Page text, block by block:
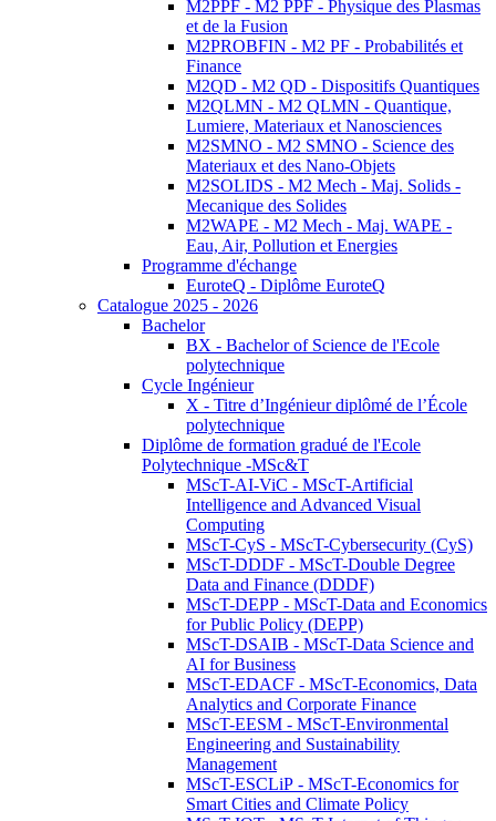
M2PPF - M2 PPF - Physique des Plasmas
et de la Fusion
M2PROBFIN - M2 PF - Probabilités et
Finance
M2QD - M2 QD - Dispositifs Quantiques
M2QLMN - M2 QLMN - Quantique,
Lumiere, Materiaux et Nanosciences
M2SMNO - M2 SMNO - Science des
Materiaux et des Nano-Objets
M2SOLIDS - M2 Mech - Maj. Solids -
Mecanique des Solides
M2WAPE - M2 Mech - Maj. WAPE -
Eau, Air, Pollution et Energies
Programme d'échange
EuroteQ - Diplôme EuroteQ
Catalogue 2025 - 2026
Bachelor
BX - Bachelor of Science de l'Ecole
polytechnique
Cycle Ingénieur
X - Titre d’Ingénieur diplômé de l’École
polytechnique
Diplôme de formation gradué de l'Ecole
Polytechnique -MSc&T
MScT-AI-ViC - MScT-Artificial
Intelligence and Advanced Visual
Computing
MScT-CyS - MScT-Cybersecurity (CyS)
MScT-DDDF - MScT-Double Degree
Data and Finance (DDDF)
MScT-DEPP - MScT-Data and Economics
for Public Policy (DEPP)
MScT-DSAIB - MScT-Data Science and
AI for Business
MScT-EDACF - MScT-Economics, Data
Analytics and Corporate Finance
MScT-EESM - MScT-Environmental
Engineering and Sustainability
Management
MScT-ESCLiP - MScT-Economics for
Smart Cities and Climate Policy